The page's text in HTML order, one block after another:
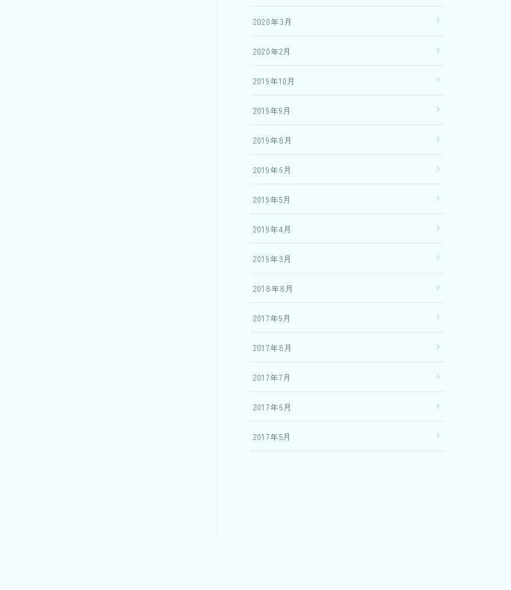
2020年3月
2020年2月
2019年10月
2019年9月
2019年8月
2019年6月
2019年5月
2019年4月
2019年3月
2018年8月
2017年9月
2017年8月
2017年7月
2017年6月
2017年5月